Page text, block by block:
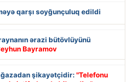
qarşı soyğunçuluq edildi
ərazi bütövlüyünü
Bayramov
şikayətçidir: "Telefonu